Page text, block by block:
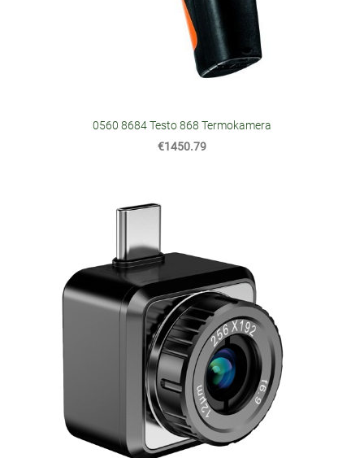
0560 8684 Testo 868 Termokamera
€1450.79